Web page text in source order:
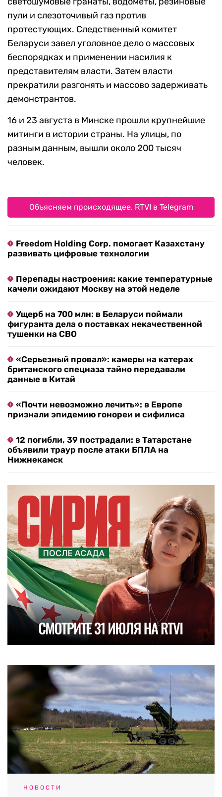
пули и слезоточивый газ против
протестующих. Следственный комитет
Беларуси завел уголовное дело о массовых
беспорядках и применении насилия к
представителям власти. Затем власти
прекратили разгонять и массово задерживать
демонстрантов.
16 и 23 августа в Минске прошли крупнейшие
митинги в истории страны. На улицы, по
разным данным, вышли около 200 тысяч
человек.
Объясняем происходящее. RTVI в Telegram
Freedom Holding Corp. помогает Казахстану
развивать цифровые технологии
Перепады настроения: какие температурные
качели ожидают Москву на этой неделе
Ущерб на 700 млн: в Беларуси поймали
фигуранта дела о поставках некачественной
тушенки на СВО
«Серьезный провал»: камеры на катерах
британского спецназа тайно передавали
данные в Китай
«Почти невозможно лечить»: в Европе
признали эпидемию гонореи и сифилиса
12 погибли, 39 пострадали: в Татарстане
объявили траур после атаки БПЛА на
Нижнекамск
НОВОСТИ